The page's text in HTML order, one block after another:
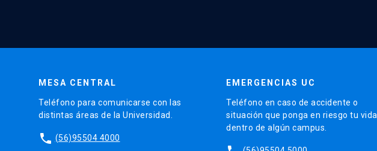
MESA CENTRAL
Teléfono para comunicarse con las
distintas áreas de la Universidad.
phone (56)95504 4000
EMERGENCIAS UC
Teléfono en caso de accidente o
situación que ponga en riesgo tu vida
dentro de algún campus.